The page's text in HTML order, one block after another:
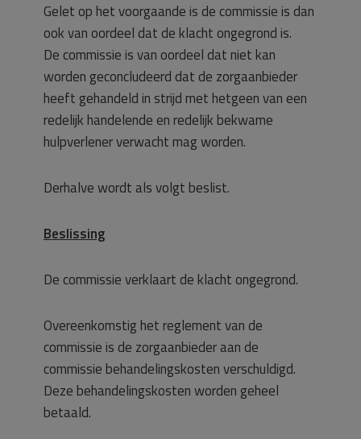
Gelet op het voorgaande is de commissie is dan
ook van oordeel dat de klacht ongegrond is.
De commissie is van oordeel dat niet kan
worden geconcludeerd dat de zorgaanbieder
heeft gehandeld in strijd met hetgeen van een
redelijk handelende en redelijk bekwame
hulpverlener verwacht mag worden.
Derhalve wordt als volgt beslist.
Beslissing
De commissie verklaart de klacht ongegrond.
Overeenkomstig het reglement van de
commissie is de zorgaanbieder aan de
commissie behandelingskosten verschuldigd.
Deze behandelingskosten worden geheel
betaald.